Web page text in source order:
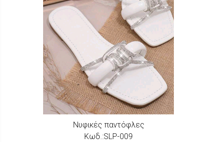
Νυφικές παντόφλες
Κωδ.:SLP-009